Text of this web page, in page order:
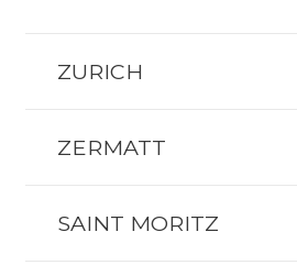
ZURICH
ZERMATT
SAINT MORITZ